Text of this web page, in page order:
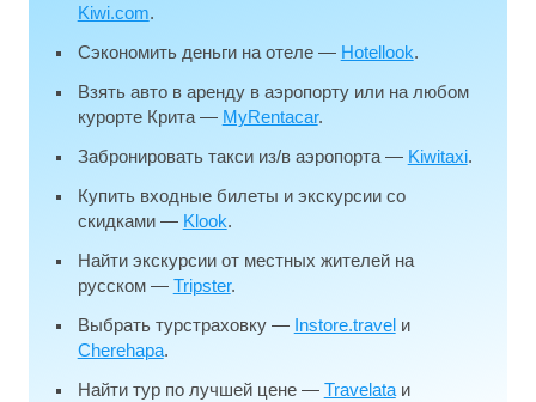
Kiwi.com.
Сэкономить деньги на отеле — Hotellook.
Взять авто в аренду в аэропорту или на любом
курорте Крита — MyRentacar.
Забронировать такси из/в аэропорта — Kiwitaxi.
Купить входные билеты и экскурсии со
скидками — Klook.
Найти экскурсии от местных жителей на
русском — Tripster.
Выбрать турстраховку — Instore.travel и
Cherehapa.
Найти тур по лучшей цене — Travelataи